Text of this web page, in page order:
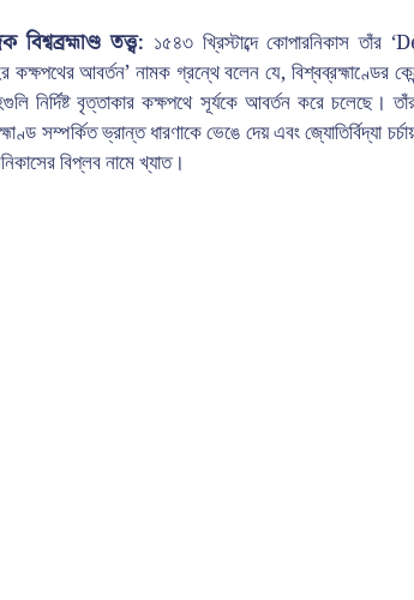
তত্ত্ব: ১৫৪৩ খ্রিস্টাব্দে
কক্ষপথের আবর্তন’ নামক গ্রন্থে বলেন যে, বিশ্বব্রহ্মাণ্ডের
নির্দিষ্ট বৃত্তাকার কক্ষপথে সূর্যকে আবর্তন করে চলেছে।
সম্পর্কিত ভ্রান্ত ধারণাকে ভেঙে দেয় এবং জ্যোতির্বিদ্যা
বিপ্লব নামে খ্যাত।